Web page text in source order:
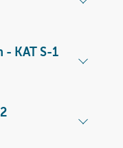
- KAT S-1